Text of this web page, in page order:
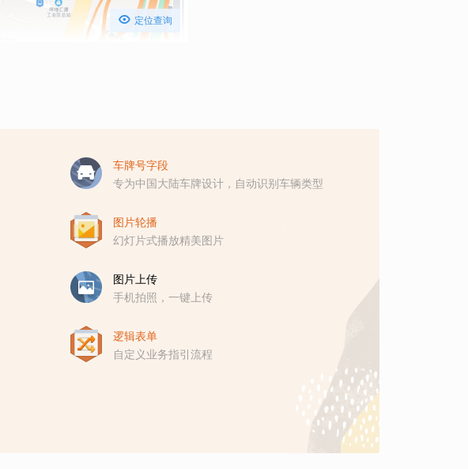
 定位查询
车牌号字段
专为中国大陆车牌设计，自动识别车辆类型
图片轮播
幻灯片式播放精美图片
图片上传
手机拍照，一键上传
逻辑表单
自定义业务指引流程